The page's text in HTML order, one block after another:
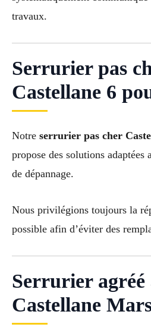
travaux.
Serrurier pas
Castellane 6
Notre serrurier pas cher
propose des solutions
de dépannage.
Nous privilégions toujours la
possible afin d’éviter des
Serrurier agréé
Castellane